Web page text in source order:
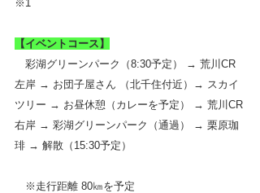
※1
【イベントコース】
彩湖グリーンパーク（8:30予定） → 荒川CR
左岸 → お団子屋さん （北千住付近）→ スカイ
ツリー → お昼休憩（カレーを予定） → 荒川CR
右岸 → 彩湖グリーンパーク（通過） → 栗原珈
琲 → 解散（15:30予定）
※走行距離 80㎞を予定